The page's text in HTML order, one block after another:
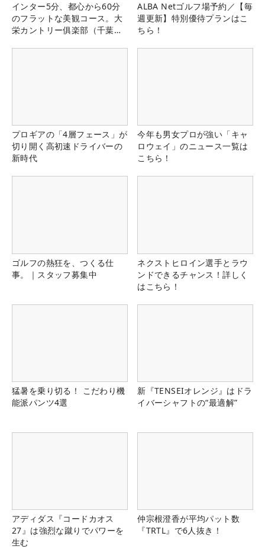
インター5分、都心から60分
のフラットな美観コース。大
栄カントリー俱楽部（千葉
ALBA Netゴルフ場予約／【毎
週更新】特別優待プランはこ
ちら！
プロギアの「4層フェース」が
切り開く高初速ドライバーの
新時代
今年も男女プロが強い「キャ
ロウェイ」のニュース一覧は
こちら！
ゴルフの熱狂を、つくる仕
事。｜スタッフ募集中
ネクストヒロイン選手とラウ
ンドできるチャンス！詳しく
はこちら！
猛暑を乗り切る！ こだわり機
能派パンツ4選
新『TENSEIオレンジ』はドラ
イバーシャフトの“最適解”
アディダス『コードカオス
27』は強烈な蹴りでパワーを
生む
仲宗根澄香が平均パット数
『TRTL』で6人抜き！